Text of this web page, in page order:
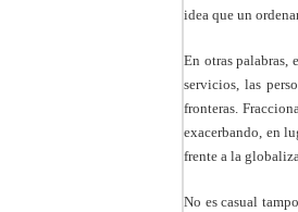
idea que un
En otras
servicios, las
fronteras.
exacerbando, en
frente a la
No es casual